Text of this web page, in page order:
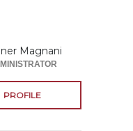
Magnani
PROFILE